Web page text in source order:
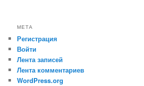
МЕТА
Регистрация
Войти
Лента записей
Лента комментариев
WordPress.org